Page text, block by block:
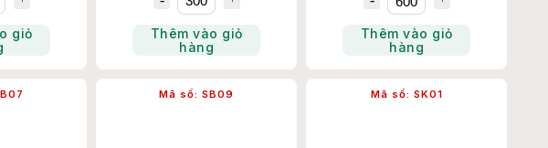
giỏ
Thêm vào giỏ
hàng
Thêm vào giỏ
hàng
Mã số: SB09 Mã số: SK01